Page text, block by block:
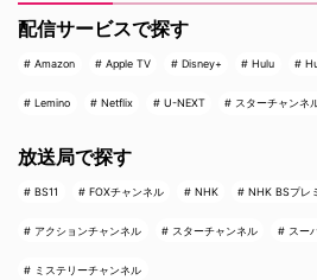
配信サービスで探す
Amazon Apple TV Disney+ Hulu
Lemino Netflix U-NEXT スターチャンネ
放送局で探す
BS11 FOXチャンネル NHK NHK BSプレ
アクションチャンネル スターチャンネル スー
ミステリーチャンネル